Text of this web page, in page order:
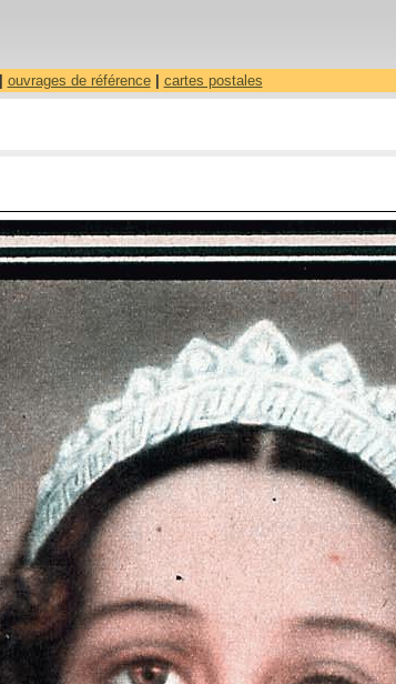
ouvrages de référence| cartes postales